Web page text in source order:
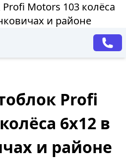
Motors 103 колёса
и районе
Profi
6х12 в
и районе